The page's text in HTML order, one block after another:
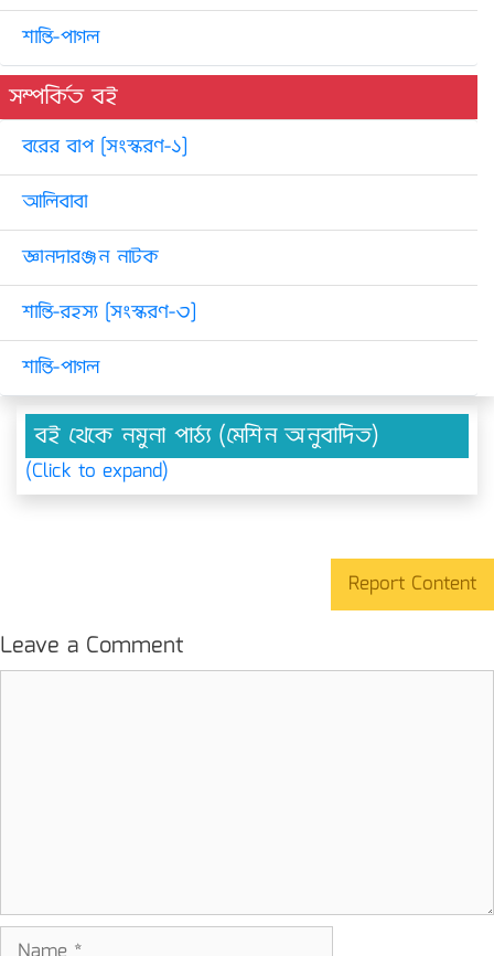
শান্তি-পাগল
সম্পর্কিত বই
বরের বাপ [সংস্করণ-১]
আলিবাবা
জ্ঞানদারঞ্জন নাটক
শান্তি-রহস্য [সংস্করণ-৩]
শান্তি-পাগল
বই থেকে নমুনা পাঠ্য (মেশিন অনুবাদিত)
(Click to expand)
Report Content
Leave a Comment
Name